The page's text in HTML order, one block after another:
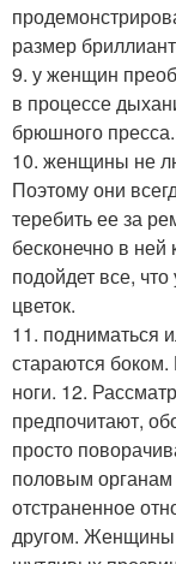
размер
9. у женщин
в процессе
брюшного пресса.
10. женщины не
Поэтому они
теребить ее за
бесконечно в
подойдет все,
цветок.
11. подниматься
стараются
ноги. 12.
предпочитают,
просто
половым
отстраненное
другом. Женщины